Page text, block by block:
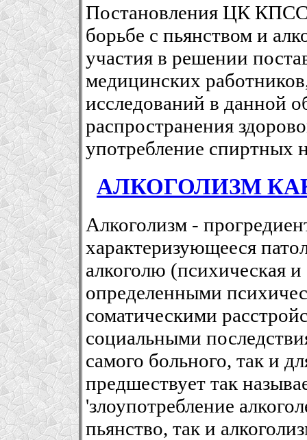
Постановления ЦК
борьбе с пьянством и
участия в решении
медицинских
исследований в данной
распространения
употребление спиртных
АЛКОГОЛИЗМ
Алкоголизм -
характеризующееся
алкоголю (психическая
определенными
соматическими
социальными
самого больного, так и
предшествует так
'злоупотребление
пьянство, так и